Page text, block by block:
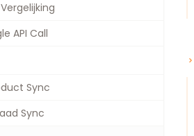
API Call
Sync
Sync